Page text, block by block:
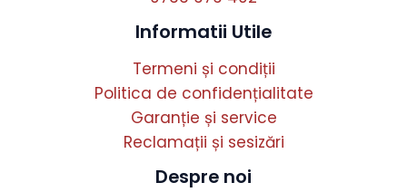
Informatii Utile
Termeni și condiții
Politica de confidențialitate
Garanție și service
Reclamații și sesizări
Despre noi